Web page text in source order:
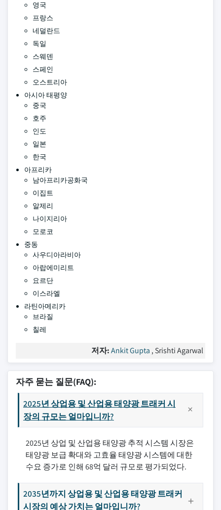
영국
프랑스
네덜란드
독일
스웨덴
스페인
오스트리아
아시아 태평양
중국
호주
인도
일본
한국
아프리카
남아프리카공화국
이집트
알제리
나이지리아
모로코
중동
사우디아라비아
아랍에미리트
요르단
이스라엘
라틴아메리카
브라질
칠레
저자:Ankit Gupta , Srishti Agarwal
자주 묻는 질문(FAQ):
2025년 상업용 및 산업용 태양광 트래커 시
장의 규모는 얼마입니까?
2025년 상업 및 산업용 태양광 추적 시스템 시장은
태양광 보급 확대와 고효율 태양광 시스템에 대한
수요 증가로 인해 68억 달러 규모로 평가되었다.
2035년까지 상업용 및 산업용 태양광 트래커
시장의 예상 가치는 얼마입니까?